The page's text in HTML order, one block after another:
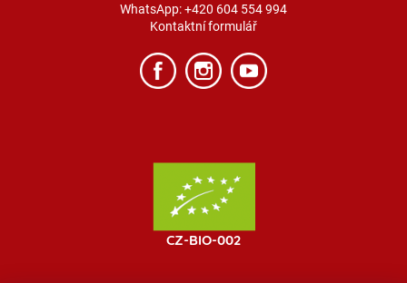
WhatsApp:+420 604 554 994
Kontaktní formulář